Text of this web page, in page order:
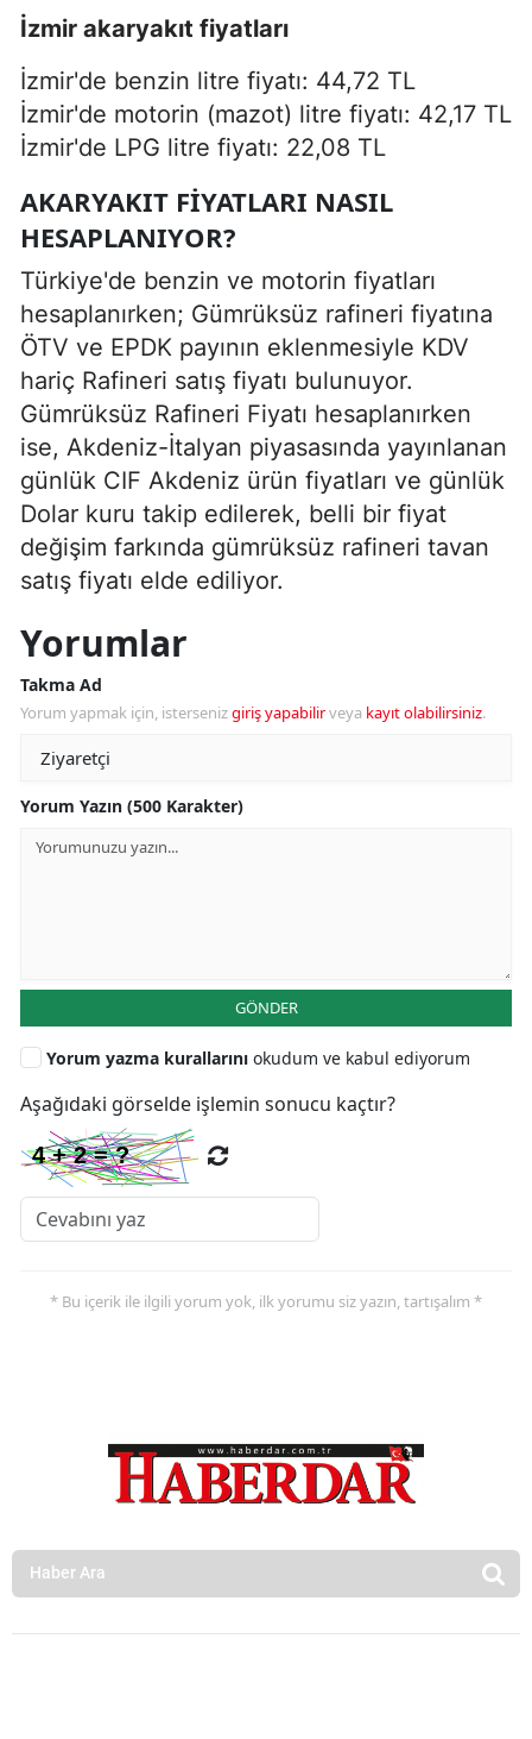
İzmir akaryakıt fiyatları
İzmir'de benzin litre fiyatı: 44,72 TL
İzmir'de motorin (mazot) litre fiyatı: 42,17 TL
İzmir'de LPG litre fiyatı: 22,08 TL
AKARYAKIT FİYATLARI NASIL
HESAPLANIYOR?
Türkiye'de benzin ve motorin fiyatları
hesaplanırken; Gümrüksüz rafineri fiyatına
ÖTV ve EPDK payının eklenmesiyle KDV
hariç Rafineri satış fiyatı bulunuyor.
Gümrüksüz Rafineri Fiyatı hesaplanırken
ise, Akdeniz-İtalyan piyasasında yayınlanan
günlük CIF Akdeniz ürün fiyatları ve günlük
Dolar kuru takip edilerek, belli bir fiyat
değişim farkında gümrüksüz rafineri tavan
satış fiyatı elde ediliyor.
Yorumlar
Takma Ad
Yorum yapmak için, istersenizgiriş yapabilirveya kayıt olabilirsiniz.
Yorum Yazın (500 Karakter)
GÖNDER
Yorum yazma kurallarını okudum ve kabul ediyorum
Aşağıdaki görselde işlemin sonucu kaçtır?
* Bu içerik ile ilgili yorum yok, ilk yorumu siz yazın, tartışalım *